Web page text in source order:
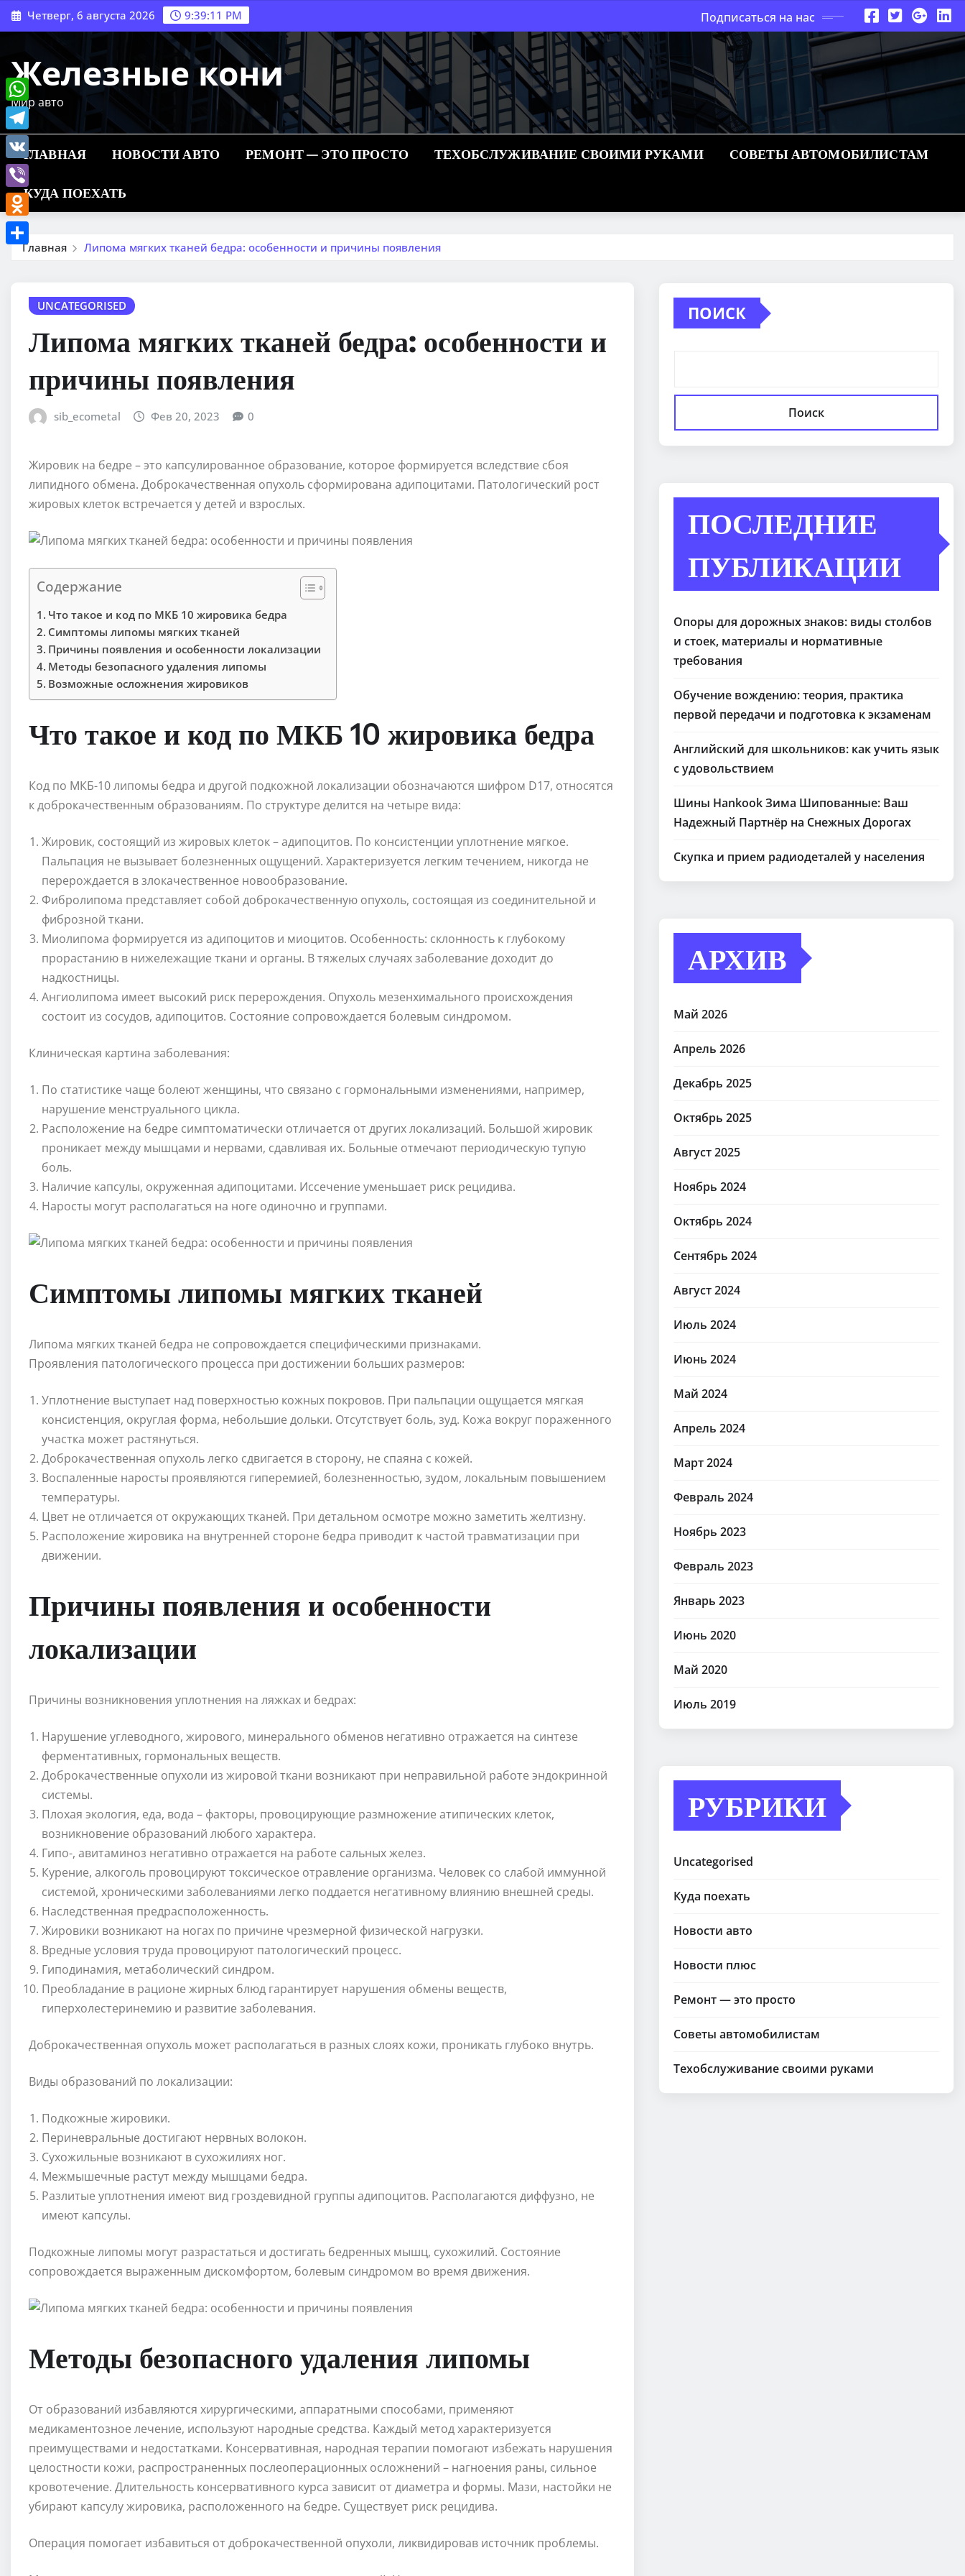
Перейти
к
Четверг, 6 августа 2026 9:39:12 PM Подписаться на нас
Железные кони
Мир авто
ГЛАВНАЯ НОВОСТИ АВТО РЕМОНТ — ЭТО ПРОСТО ТЕХОБСЛУЖИВАНИЕ СВОИМИ РУКАМИ СОВЕТЫ АВТОМОБИЛИСТАМ
КУДА ПОЕХАТЬ
Главная Липома мягких тканей бедра: особенности и причины появления
UNCATEGORISED
Липома мягких тканей бедра: особенности и
причины появления
sib_ecometal Фев 20, 2023 0
Жировик на бедре – это капсулированное образование, которое формируется вследствие сбоя
липидного обмена. Доброкачественная опухоль сформирована адипоцитами. Патологический рост
жировых клеток встречается у детей и взрослых.
Содержание
Что такое и код по МКБ 10 жировика бедра
Симптомы липомы мягких тканей
Причины появления и особенности локализации
Методы безопасного удаления липомы
Возможные осложнения жировиков
Что такое и код по МКБ 10 жировика бедра
Код по МКБ-10 липомы бедра и другой подкожной локализации обозначаются шифром D17, относятся
к доброкачественным образованиям. По структуре делится на четыре вида:
Жировик, состоящий из жировых клеток – адипоцитов. По консистенции уплотнение мягкое.
Пальпация не вызывает болезненных ощущений. Характеризуется легким течением, никогда не
перерождается в злокачественное новообразование.
Фибролипома представляет собой доброкачественную опухоль, состоящая из соединительной и
фиброзной ткани.
Миолипома формируется из адипоцитов и миоцитов. Особенность: склонность к глубокому
прорастанию в нижележащие ткани и органы. В тяжелых случаях заболевание доходит до
надкостницы.
Ангиолипома имеет высокий риск перерождения. Опухоль мезенхимального происхождения
состоит из сосудов, адипоцитов. Состояние сопровождается болевым синдромом.
Клиническая картина заболевания:
По статистике чаще болеют женщины, что связано с гормональными изменениями, например,
нарушение менструального цикла.
Расположение на бедре симптоматически отличается от других локализаций. Большой жировик
проникает между мышцами и нервами, сдавливая их. Больные отмечают периодическую тупую
боль.
Наличие капсулы, окруженная адипоцитами. Иссечение уменьшает риск рецидива.
Наросты могут располагаться на ноге одиночно и группами.
Симптомы липомы мягких тканей
Липома мягких тканей бедра не сопровождается специфическими признаками.
Проявления патологического процесса при достижении больших размеров:
Уплотнение выступает над поверхностью кожных покровов. При пальпации ощущается мягкая
консистенция, округлая форма, небольшие дольки. Отсутствует боль, зуд. Кожа вокруг пораженного
участка может растянуться.
Доброкачественная опухоль легко сдвигается в сторону, не спаяна с кожей.
Воспаленные наросты проявляются гиперемией, болезненностью, зудом, локальным повышением
температуры.
Цвет не отличается от окружающих тканей. При детальном осмотре можно заметить желтизну.
Расположение жировика на внутренней стороне бедра приводит к частой травматизации при
движении.
Причины появления и особенности
локализации
Причины возникновения уплотнения на ляжках и бедрах:
Нарушение углеводного, жирового, минерального обменов негативно отражается на синтезе
ферментативных, гормональных веществ.
Доброкачественные опухоли из жировой ткани возникают при неправильной работе эндокринной
системы.
Плохая экология, еда, вода – факторы, провоцирующие размножение атипических клеток,
возникновение образований любого характера.
Гипо-, авитаминоз негативно отражается на работе сальных желез.
Курение, алкоголь провоцируют токсическое отравление организма. Человек со слабой иммунной
системой, хроническими заболеваниями легко поддается негативному влиянию внешней среды.
Наследственная предрасположенность.
Жировики возникают на ногах по причине чрезмерной физической нагрузки.
Вредные условия труда провоцируют патологический процесс.
Гиподинамия, метаболический синдром.
Преобладание в рационе жирных блюд гарантирует нарушения обмены веществ,
гиперхолестеринемию и развитие заболевания.
Доброкачественная опухоль может располагаться в разных слоях кожи, проникать глубоко внутрь.
Виды образований по локализации:
Подкожные жировики.
Периневральные достигают нервных волокон.
Сухожильные возникают в сухожилиях ног.
Межмышечные растут между мышцами бедра.
Разлитые уплотнения имеют вид гроздевидной группы адипоцитов. Располагаются диффузно, не
имеют капсулы.
Подкожные липомы могут разрастаться и достигать бедренных мышц, сухожилий. Состояние
сопровождается выраженным дискомфортом, болевым синдромом во время движения.
Методы безопасного удаления липомы
От образований избавляются хирургическими, аппаратными способами, применяют
медикаментозное лечение, используют народные средства. Каждый метод характеризуется
преимуществами и недостатками. Консервативная, народная терапии помогают избежать нарушения
целостности кожи, распространенных послеоперационных осложнений – нагноения раны, сильное
кровотечение. Длительность консервативного курса зависит от диаметра и формы. Мази, настойки не
убирают капсулу жировика, расположенного на бедре. Существует риск рецидива.
Операция помогает избавиться от доброкачественной опухоли, ликвидировав источник проблемы.
ПОИСК
Поиск
ПОСЛЕДНИЕ
ПУБЛИКАЦИИ
Опоры для дорожных знаков: виды столбов
и стоек, материалы и нормативные
требования
Обучение вождению: теория, практика
первой передачи и подготовка к экзаменам
Английский для школьников: как учить язык
с удовольствием
Шины Hankook Зима Шипованные: Ваш
Надежный Партнёр на Снежных Дорогах
Скупка и прием радиодеталей у населения
АРХИВ
Май 2026
Апрель 2026
Декабрь 2025
Октябрь 2025
Август 2025
Ноябрь 2024
Октябрь 2024
Сентябрь 2024
Август 2024
Июль 2024
Июнь 2024
Май 2024
Апрель 2024
Март 2024
Февраль 2024
Ноябрь 2023
Февраль 2023
Январь 2023
Июнь 2020
Май 2020
Июль 2019
РУБРИКИ
Uncategorised
Куда поехать
Новости авто
Новости плюс
Ремонт — это просто
Советы автомобилистам
Техобслуживание своими руками
WhatsApp
Telegram
VK
Viber
Odnoklassniki
Отправить